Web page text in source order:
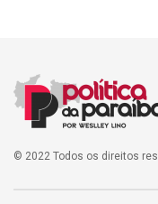
© 2022 Todos os direitos